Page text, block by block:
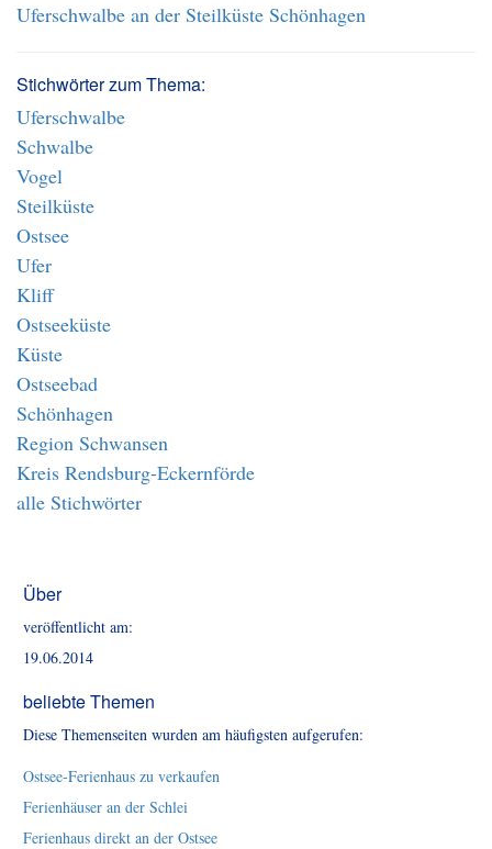
Uferschwalbe an der Steilküste Schönhagen
Stichwörter zum Thema:
Uferschwalbe
Schwalbe
Vogel
Steilküste
Ostsee
Ufer
Kliff
Ostseeküste
Küste
Ostseebad
Schönhagen
Region Schwansen
Kreis Rendsburg-Eckernförde
alle Stichwörter
Über
veröffentlicht am:
19.06.2014
beliebte Themen
Diese Themenseiten wurden am häufigsten aufgerufen:
Ostsee-Ferienhaus zu verkaufen
Ferienhäuser an der Schlei
Ferienhaus direkt an der Ostsee